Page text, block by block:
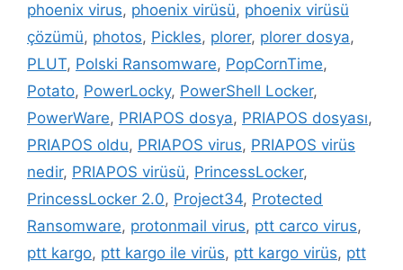
phoenix virus, phoenix virüsü, phoenix virüsü
çözümü, photos, Pickles, plorer, plorer dosya,
PLUT, Polski Ransomware, PopCornTime,
Potato, PowerLocky, PowerShell Locker,
PowerWare, PRIAPOS dosya, PRIAPOS dosyası,
PRIAPOS oldu, PRIAPOS virus, PRIAPOS virüs
nedir, PRIAPOS virüsü, PrincessLocker,
PrincessLocker 2.0, Project34, Protected
Ransomware, protonmail virus, ptt carco virus,
ptt kargo, ptt kargo ile virüs, ptt kargo virüs, ptt